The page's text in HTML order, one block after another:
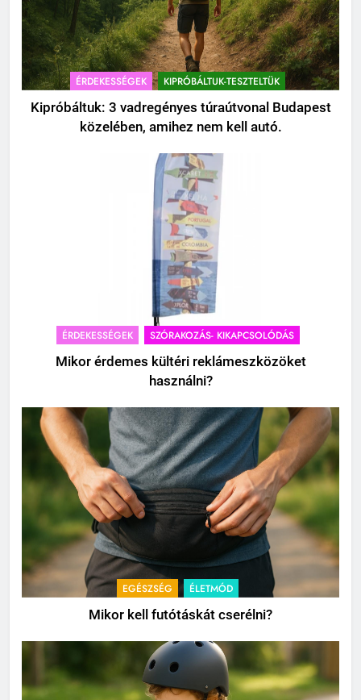
ÉRDEKESSÉGEK KIPRÓBÁLTUK-TESZTELTÜK
Kipróbáltuk: 3 vadregényes túraútvonal Budapest
közelében, amihez nem kell autó.
ÉRDEKESSÉGEK SZÓRAKOZÁS- KIKAPCSOLÓDÁS
Mikor érdemes kültéri reklámeszközöket
használni?
EGÉSZSÉG ÉLETMÓD
Mikor kell futótáskát cserélni?